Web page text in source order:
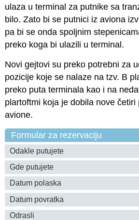
ulaza u terminal za putnike sa
bilo. Zato bi se putnici iz aviona
pa bi se onda spoljnim
preko koga bi ulazili u terminal.
Novi gejtovi su preko potrebni za
pozicije koje se nalaze na tzv. B
preko puta terminala kao i na
plartoftmi koja je dobila nove
avione.
Formular za rezervaciju